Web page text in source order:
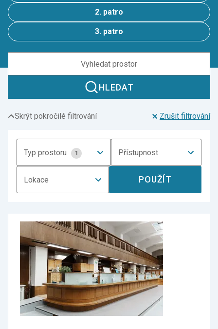
2. patro
3. patro
HLEDAT
Skrýt pokročilé filtrování Zrušit filtrování
Typ prostoru 1 Přístupnost
Lokace POUŽÍT